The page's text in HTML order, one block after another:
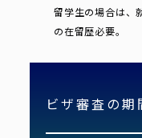
留学生の場合は、
の在留歴必要。
ビザ審査の期